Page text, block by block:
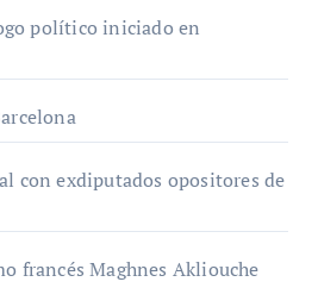
político iniciado en
con exdiputados opositores de
francés Maghnes Akliouche